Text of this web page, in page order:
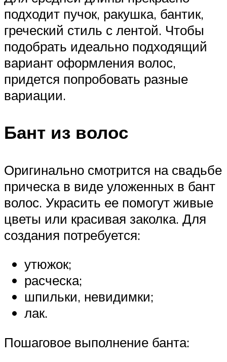
подходит пучок, ракушка, бантик,
греческий стиль с лентой. Чтобы
подобрать идеально подходящий
вариант оформления волос,
придется попробовать разные
вариации.
Бант из волос
Оригинально смотрится на свадьбе
прическа в виде уложенных в бант
волос. Украсить ее помогут живые
цветы или красивая заколка. Для
создания потребуется:
утюжок;
расческа;
шпильки, невидимки;
лак.
Пошаговое выполнение банта: